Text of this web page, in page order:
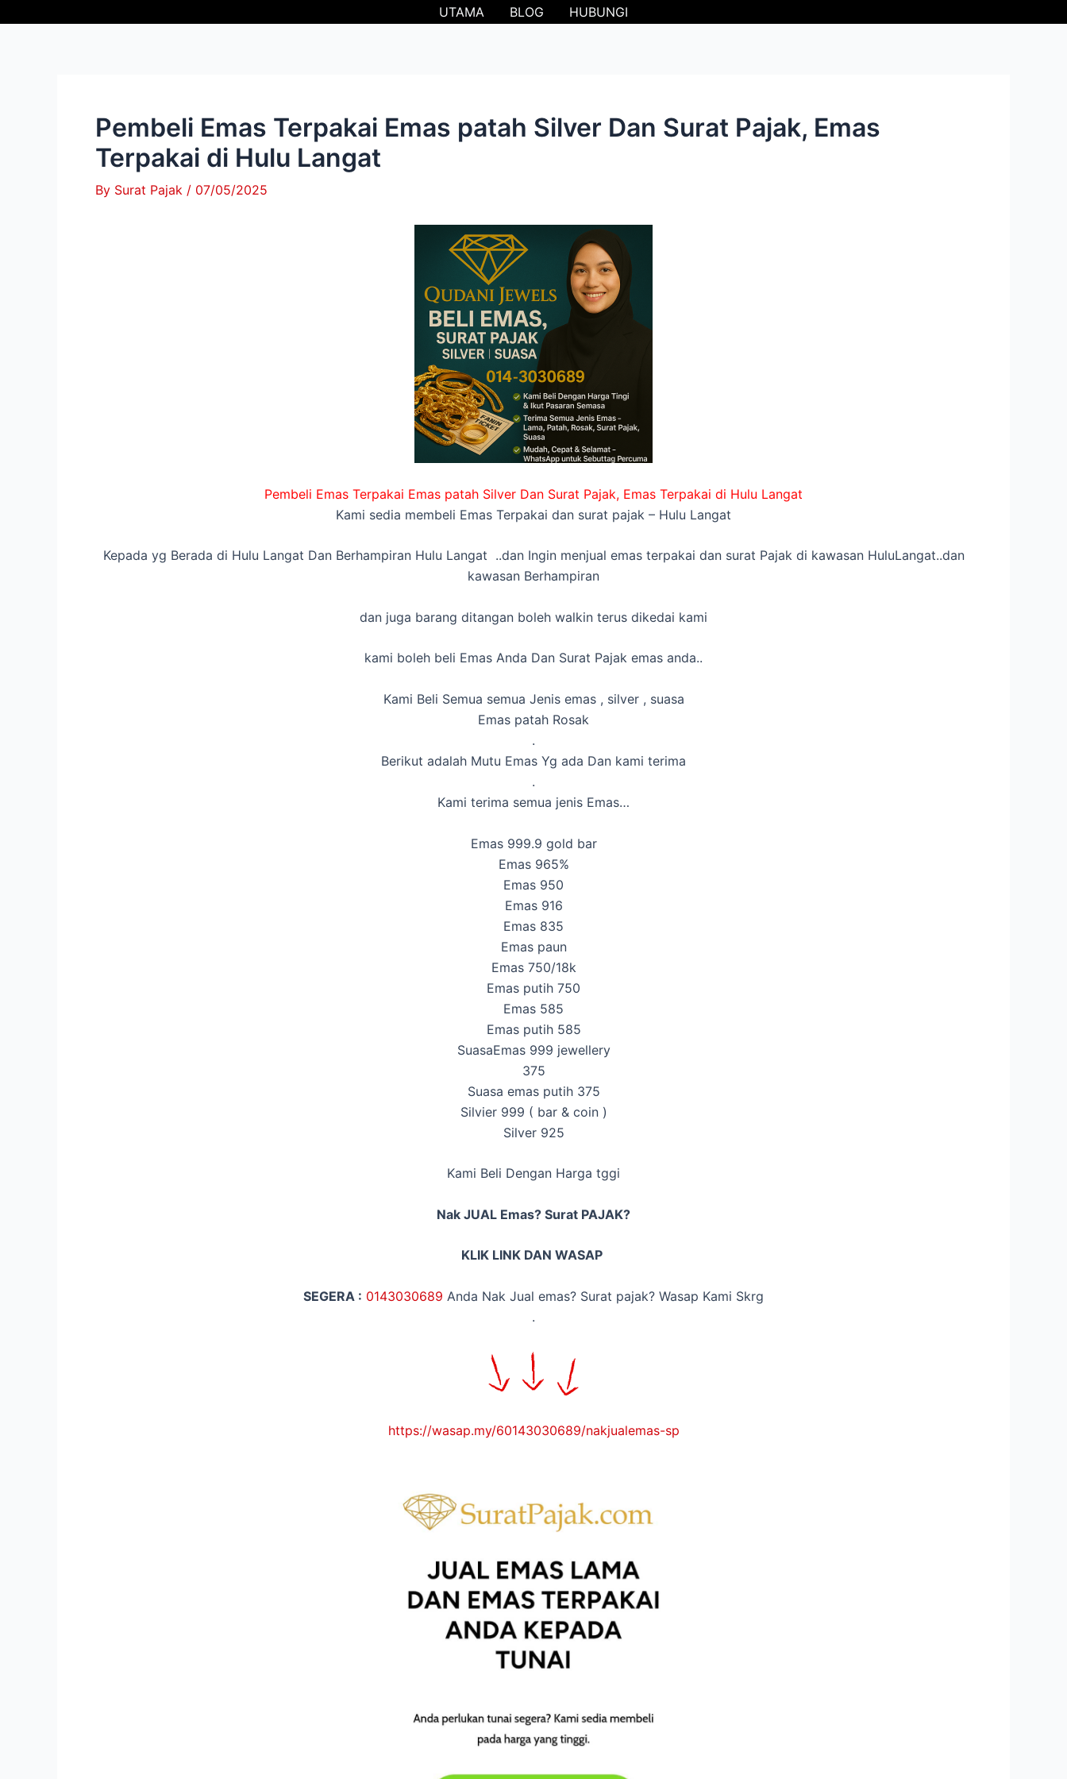
UTAMA BLOG HUBUNGI
Pembeli Emas Terpakai Emas patah Silver Dan Surat Pajak, Emas
Terpakai di Hulu Langat
By Surat Pajak / 07/05/2025
Pembeli Emas Terpakai Emas patah Silver Dan Surat Pajak, Emas Terpakai di Hulu Langat
Kami sedia membeli Emas Terpakai dan surat pajak – Hulu Langat
Kepada yg Berada di Hulu Langat Dan Berhampiran Hulu Langat ..dan Ingin menjual emas terpakai dan surat Pajak di kawasan HuluLangat..dan
kawasan Berhampiran
dan juga barang ditangan boleh walkin terus dikedai kami
kami boleh beli Emas Anda Dan Surat Pajak emas anda..
Kami Beli Semua semua Jenis emas , silver , suasa
Emas patah Rosak
.
Berikut adalah Mutu Emas Yg ada Dan kami terima
.
Kami terima semua jenis Emas…
Emas 999.9 gold bar
Emas 965%
Emas 950
Emas 916
Emas 835
Emas paun
Emas 750/18k
Emas putih 750
Emas 585
Emas putih 585
SuasaEmas 999 jewellery
375
Suasa emas putih 375
Silvier 999 ( bar & coin )
Silver 925
Kami Beli Dengan Harga tggi
Nak JUAL Emas? Surat PAJAK?
KLIK LINK DAN WASAP
SEGERA : 0143030689 Anda Nak Jual emas? Surat pajak? Wasap Kami Skrg
.
https://wasap.my/60143030689/nakjualemas-sp